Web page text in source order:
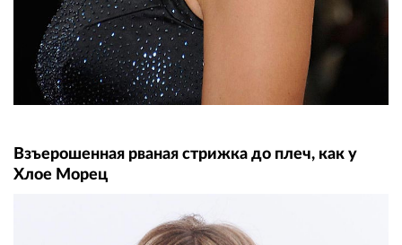
Взъерошенная рваная стрижка до плеч, как у
Хлое Морец